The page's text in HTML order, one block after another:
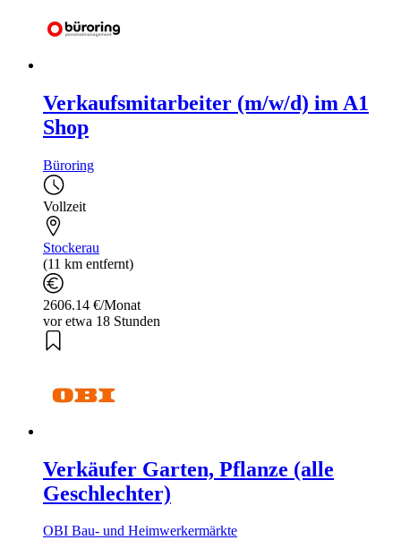
Verkaufsmitarbeiter (m/w/d) im A1
Shop
Büroring
Vollzeit
Stockerau
(11 km entfernt)
2606.14 €/Monat
vor etwa 18 Stunden
Verkäufer Garten, Pflanze (alle
Geschlechter)
OBI Bau- und Heimwerkermärkte